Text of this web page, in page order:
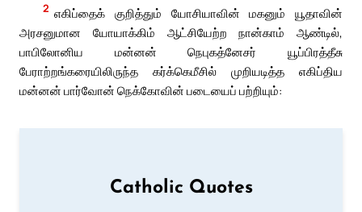
2 எகிப்தைக் குறித்தும் யோசியாவின் மகனும் யூதாவின்
அரசனுமான யோயாக்கிம் ஆட்சியேற்ற நான்காம் ஆண்டில்,
பாபிலோனிய மன்னன் நெபுகத்னேசர் யூப்பிரத்தீசு
பேராற்றங்கரையிலிருந்த கர்க்கெமீசில் முறியடித்த எகிப்திய
மன்னன் பார்வோன் நெக்கோவின் படையைப் பற்றியும்:
Catholic Quotes